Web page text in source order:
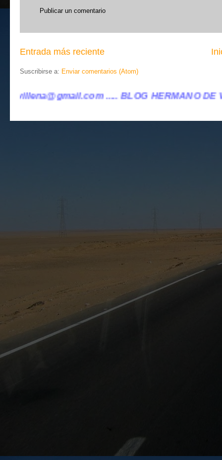
Publicar un comentario
Entrada más reciente
Suscribirse a: Enviar comentarios (Atom)
HERMANO DE VILLENA CUÉNTAME ......